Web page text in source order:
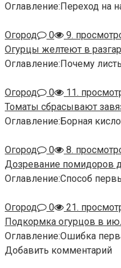
Оглавление:Переход на
Огород 0
9.
Огурцы желтеют в
Оглавление:Почему
Огород 0
11.
Томаты сбрасывают
Оглавление:Борная
Огород 0
8.
Дозревание помидоров
Оглавление:Способ
Огород 0
21.
Подкормка огурцов в
Оглавление:Ошибка
Добавить комментарий